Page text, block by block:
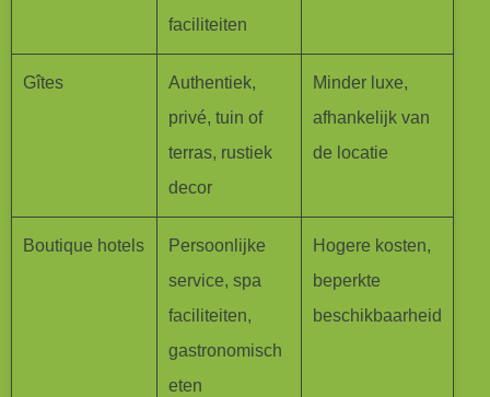
faciliteiten
Gîtes
Authentiek,
privé, tuin of
terras, rustiek
decor
Minder luxe,
afhankelijk van
de locatie
Boutique hotels
Persoonlijke
service, spa
faciliteiten,
gastronomisch
eten
Hogere kosten,
beperkte
beschikbaarheid